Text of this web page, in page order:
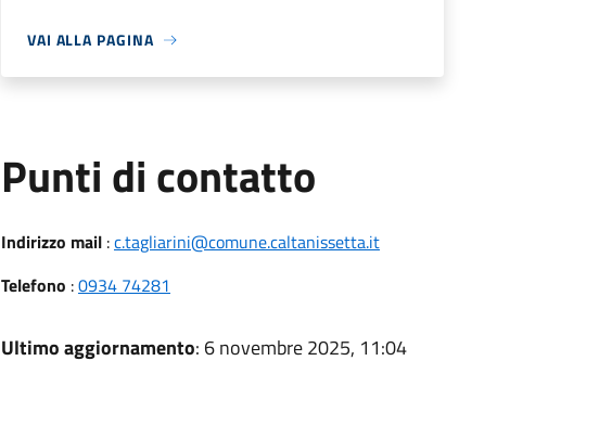
VAI ALLA PAGINA
Punti di contatto
Indirizzo mail:c.tagliarini@comune.caltanissetta.it
Telefono :0934 74281
Ultimo aggiornamento: 6 novembre 2025, 11:04